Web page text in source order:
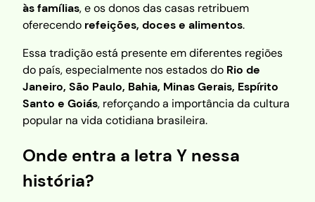
às famílias, e os donos das casas retribuem
oferecendo refeições, doces e alimentos.
Essa tradição está presente em diferentes regiões
do país, especialmente nos estados do Rio de
Janeiro, São Paulo, Bahia, Minas Gerais, Espírito
Santo e Goiás, reforçando a importância da cultura
popular na vida cotidiana brasileira.
Onde entra a letra Y nessa
história?